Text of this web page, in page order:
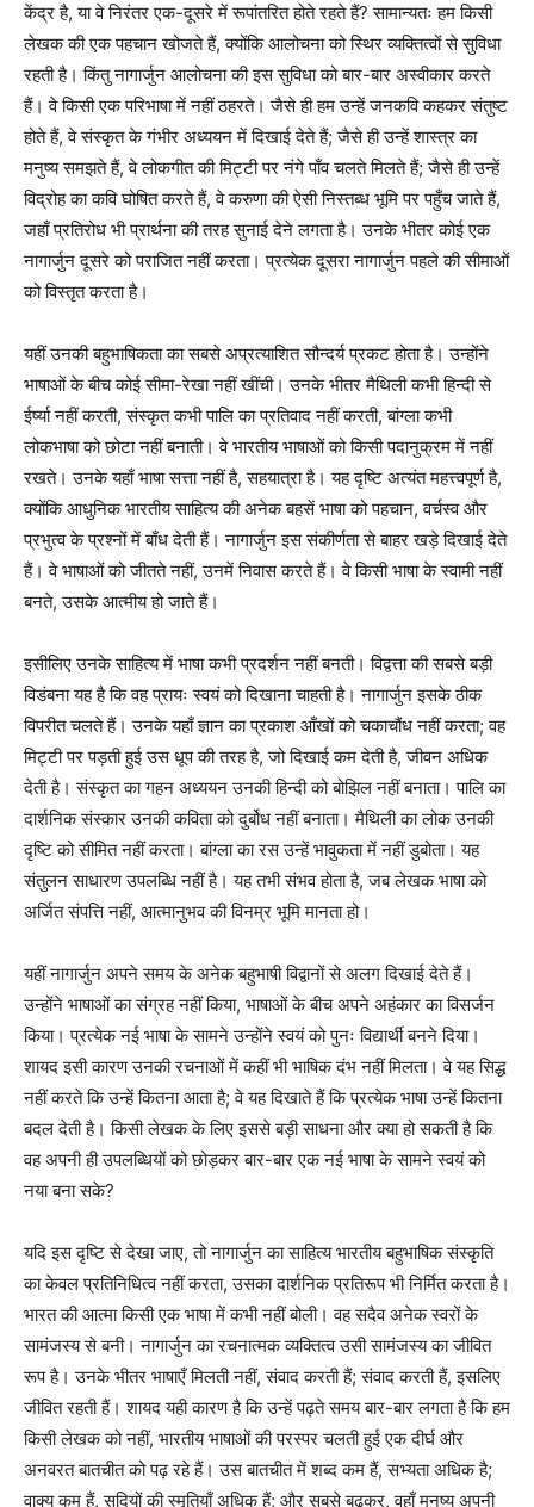
केंद्र है, या वे निरंतर एक-दूसरे में रूपांतरित होते रहते हैं? सामान्यतः हम किसी
लेखक की एक पहचान खोजते हैं, क्योंकि आलोचना को स्थिर व्यक्तित्वों से सुविधा
रहती है। किंतु नागार्जुन आलोचना की इस सुविधा को बार-बार अस्वीकार करते
हैं। वे किसी एक परिभाषा में नहीं ठहरते। जैसे ही हम उन्हें जनकवि कहकर संतुष्ट
होते हैं, वे संस्कृत के गंभीर अध्ययन में दिखाई देते हैं; जैसे ही उन्हें शास्त्र का
मनुष्य समझते हैं, वे लोकगीत की मिट्टी पर नंगे पाँव चलते मिलते हैं; जैसे ही उन्हें
विद्रोह का कवि घोषित करते हैं, वे करुणा की ऐसी निस्तब्ध भूमि पर पहुँच जाते हैं,
जहाँ प्रतिरोध भी प्रार्थना की तरह सुनाई देने लगता है। उनके भीतर कोई एक
नागार्जुन दूसरे को पराजित नहीं करता। प्रत्येक दूसरा नागार्जुन पहले की सीमाओं
को विस्तृत करता है।
यहीं उनकी बहुभाषिकता का सबसे अप्रत्याशित सौन्दर्य प्रकट होता है। उन्होंने
भाषाओं के बीच कोई सीमा-रेखा नहीं खींची। उनके भीतर मैथिली कभी हिन्दी से
ईर्ष्या नहीं करती, संस्कृत कभी पालि का प्रतिवाद नहीं करती, बांग्ला कभी
लोकभाषा को छोटा नहीं बनाती। वे भारतीय भाषाओं को किसी पदानुक्रम में नहीं
रखते। उनके यहाँ भाषा सत्ता नहीं है, सहयात्रा है। यह दृष्टि अत्यंत महत्त्वपूर्ण है,
क्योंकि आधुनिक भारतीय साहित्य की अनेक बहसें भाषा को पहचान, वर्चस्व और
प्रभुत्व के प्रश्नों में बाँध देती हैं। नागार्जुन इस संकीर्णता से बाहर खड़े दिखाई देते
हैं। वे भाषाओं को जीतते नहीं, उनमें निवास करते हैं। वे किसी भाषा के स्वामी नहीं
बनते, उसके आत्मीय हो जाते हैं।
इसीलिए उनके साहित्य में भाषा कभी प्रदर्शन नहीं बनती। विद्वत्ता की सबसे बड़ी
विडंबना यह है कि वह प्रायः स्वयं को दिखाना चाहती है। नागार्जुन इसके ठीक
विपरीत चलते हैं। उनके यहाँ ज्ञान का प्रकाश आँखों को चकाचौंध नहीं करता; वह
मिट्टी पर पड़ती हुई उस धूप की तरह है, जो दिखाई कम देती है, जीवन अधिक
देती है। संस्कृत का गहन अध्ययन उनकी हिन्दी को बोझिल नहीं बनाता। पालि का
दार्शनिक संस्कार उनकी कविता को दुर्बोध नहीं बनाता। मैथिली का लोक उनकी
दृष्टि को सीमित नहीं करता। बांग्ला का रस उन्हें भावुकता में नहीं डुबोता। यह
संतुलन साधारण उपलब्धि नहीं है। यह तभी संभव होता है, जब लेखक भाषा को
अर्जित संपत्ति नहीं, आत्मानुभव की विनम्र भूमि मानता हो।
यहीं नागार्जुन अपने समय के अनेक बहुभाषी विद्वानों से अलग दिखाई देते हैं।
उन्होंने भाषाओं का संग्रह नहीं किया, भाषाओं के बीच अपने अहंकार का विसर्जन
किया। प्रत्येक नई भाषा के सामने उन्होंने स्वयं को पुनः विद्यार्थी बनने दिया।
शायद इसी कारण उनकी रचनाओं में कहीं भी भाषिक दंभ नहीं मिलता। वे यह सिद्ध
नहीं करते कि उन्हें कितना आता है; वे यह दिखाते हैं कि प्रत्येक भाषा उन्हें कितना
बदल देती है। किसी लेखक के लिए इससे बड़ी साधना और क्या हो सकती है कि
वह अपनी ही उपलब्धियों को छोड़कर बार-बार एक नई भाषा के सामने स्वयं को
नया बना सके?
यदि इस दृष्टि से देखा जाए, तो नागार्जुन का साहित्य भारतीय बहुभाषिक संस्कृति
का केवल प्रतिनिधित्व नहीं करता, उसका दार्शनिक प्रतिरूप भी निर्मित करता है।
भारत की आत्मा किसी एक भाषा में कभी नहीं बोली। वह सदैव अनेक स्वरों के
सामंजस्य से बनी। नागार्जुन का रचनात्मक व्यक्तित्व उसी सामंजस्य का जीवित
रूप है। उनके भीतर भाषाएँ मिलती नहीं, संवाद करती हैं; संवाद करती हैं, इसलिए
जीवित रहती हैं। शायद यही कारण है कि उन्हें पढ़ते समय बार-बार लगता है कि हम
किसी लेखक को नहीं, भारतीय भाषाओं की परस्पर चलती हुई एक दीर्घ और
अनवरत बातचीत को पढ़ रहे हैं। उस बातचीत में शब्द कम हैं, सभ्यता अधिक है;
वाक्य कम हैं, सदियों की स्मृतियाँ अधिक हैं; और सबसे बढ़कर, वहाँ मनुष्य अपनी